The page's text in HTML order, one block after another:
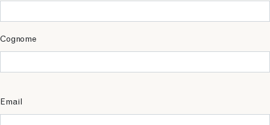
Cognome
Email